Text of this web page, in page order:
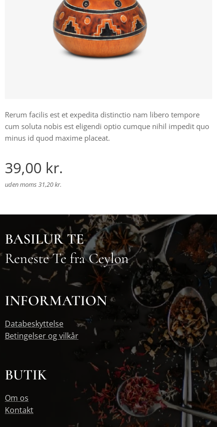
Rerum facilis est et expedita distinctio nam libero tempore
cum soluta nobis est eligendi optio cumque nihil impedit quo
minus id quod maxime placeat.
39,00 kr.
uden moms 31,20 kr.
BASILUR TE
Reneste Te fra Ceylon
INFORMATION
Databeskyttelse
Betingelser og vilkår
BUTIK
Om os
Kontakt